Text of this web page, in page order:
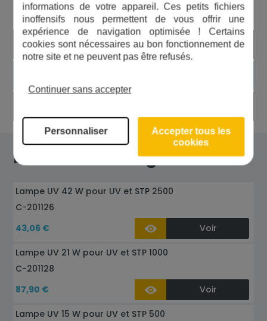
Traitement écologique
Dans la même gamme
Lampe UV 42 W pour UV et STP 2500
C-201126
43,06 €
Voir
Lampe UV 21 W pour UV et STP 1000
C-201128
87,90 €
Voir
Lampe UV 15 W pour UV et STP 500
informations de votre appareil. Ces petits fichiers
inoffensifs nous permettent de vous offrir une
expérience de navigation optimisée ! Certains
cookies sont nécessaires au bon fonctionnement de
notre site et ne peuvent pas être refusés.
Continuer sans accepter
Personnaliser
Accepter tous les
cookies